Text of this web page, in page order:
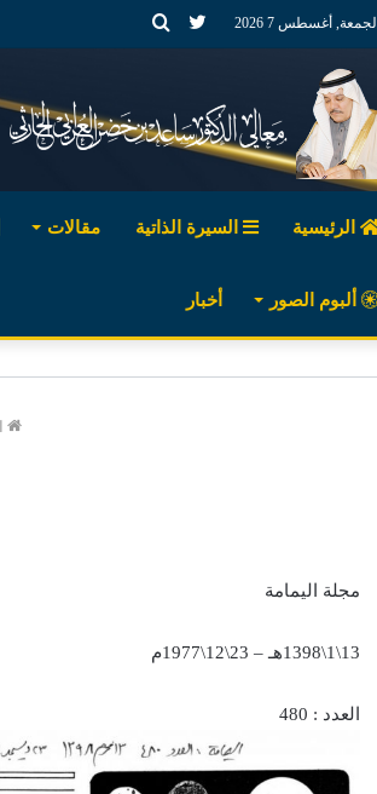
الجمعة, أغسطس 7 2026 بحثتويتر
الرئيسية السيرة الذاتية مقالات
ألبوم الصور أخبار
مجلة اليمامة
13\1\1398هـ – 23\12\1977م
العدد : 480